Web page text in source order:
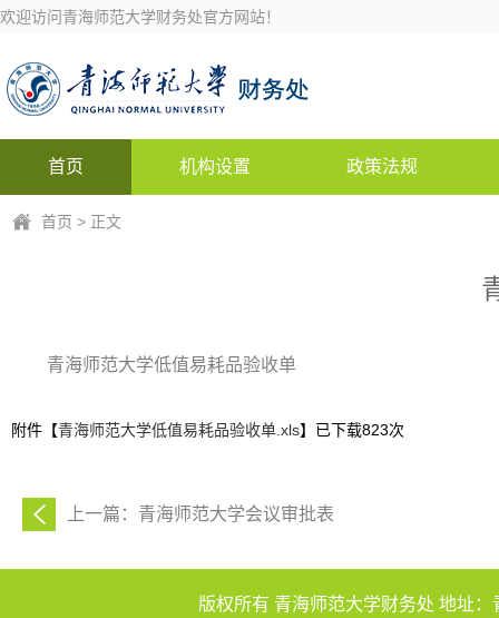
欢迎访问青海师范大学财务处官方网站！
首页 机构设置 政策法规
首页 > 正文
青海师范大学低值易耗品验收单
附件【青海师范大学低值易耗品验收单.xls】已下载823次
上一篇：青海师范大学会议审批表
版权所有 青海师范大学财务处 地址